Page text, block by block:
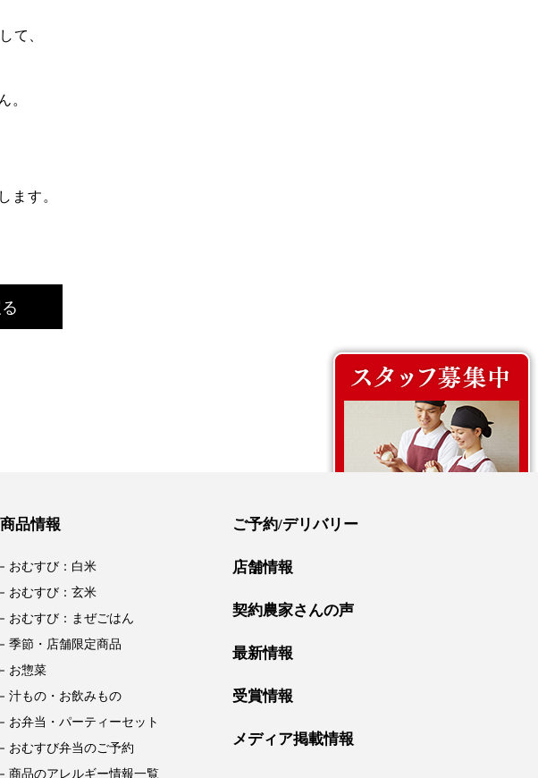
て、
。
ます。
商品情報
おむすび：白米
おむすび：玄米
おむすび：まぜごはん
季節・店舗限定商品
お惣菜
汁もの・お飲みもの
お弁当・パーティーセット
おむすび弁当のご予約
商品のアレルギー情報一覧
ご予約/デリバリー
店舗情報
契約農家さんの声
最新情報
受賞情報
メディア掲載情報